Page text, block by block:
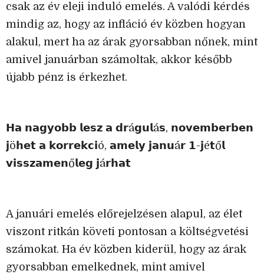
csak az év eleji induló emelés. A valódi kérdés
mindig az, hogy az infláció év közben hogyan
alakul, mert ha az árak gyorsabban nőnek, mint
amivel januárban számoltak, akkor később
újabb pénz is érkezhet.
𝗛𝗮 𝗻𝗮𝗴𝘆𝗼𝗯𝗯 𝗹𝗲𝘀𝘇 𝗮 𝗱𝗿á𝗴𝘂𝗹á𝘀, 𝗻𝗼𝘃𝗲𝗺𝗯𝗲𝗿𝗯𝗲𝗻
𝗷ö𝗵𝗲𝘁 𝗮 𝗸𝗼𝗿𝗿𝗲𝗸𝗰𝗶ó, 𝗮𝗺𝗲𝗹𝘆 𝗷𝗮𝗻𝘂á𝗿 𝟭-𝗷é𝘁ő𝗹
𝘃𝗶𝘀𝘀𝘇𝗮𝗺𝗲𝗻ő𝗹𝗲𝗴 𝗷á𝗿𝗵𝗮𝘁
A januári emelés előrejelzésen alapul, az élet
viszont ritkán követi pontosan a költségvetési
számokat. Ha év közben kiderül, hogy az árak
gyorsabban emelkednek, mint amivel